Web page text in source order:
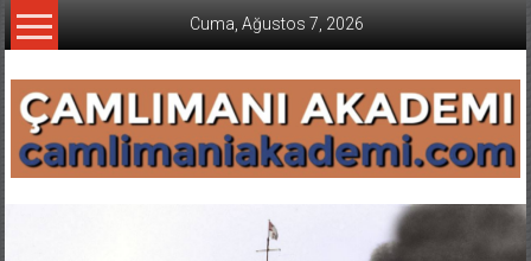
İçeriğe
geç
Cuma, Ağustos 7, 2026